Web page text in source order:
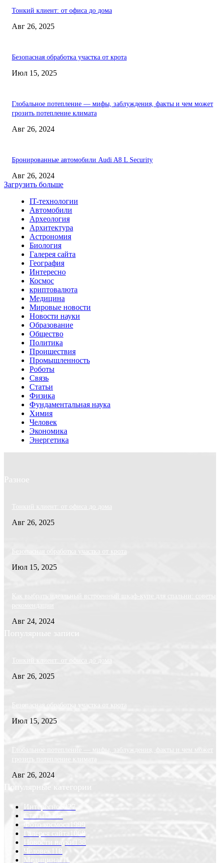
Тонкий клиент: от офиса до дома
Авг 26, 2025
Безопасная обработка участка от крота
Июл 15, 2025
Глобальное потепление — мифы, заблуждения, факты и чем может
грозить потепление климата
Авг 26, 2024
Бронированные автомобили Audi A8 L Security
Авг 26, 2024
Загрузить больше
IT-технологии
Автомобили
Археология
Архитектура
Астрономия
Биология
Галерея сайта
География
Интересно
Космос
криптовалюта
Медицина
Мировые новости
Новости науки
Образование
Общество
Политика
Проишествия
Промышленность
Роботы
Связь
Статьи
Физика
Фундаментальная наука
Химия
Человек
Экономика
Энергетика
Разное
Тонкий клиент: от офиса до дома
Авг 26, 2025
Безопасная обработка участка от крота
Июл 15, 2025
Как выбрать идеальный встроенный шкаф-купе для спальни: советы
рекомендации
Авг 24, 2024
Популярные записи
Тонкий клиент: от офиса до дома
Авг 26, 2025
Безопасная обработка участка от крота
Июл 15, 2025
Глобальное потепление — мифы, заблуждения, факты и чем может
грозить потепление климата
Авг 26, 2024
Популярные категории
Интересно
6227
Статьи
2232
Фото космоса
1999
Галерея сайта 1068
Новости науки
Человек 118
Медицина